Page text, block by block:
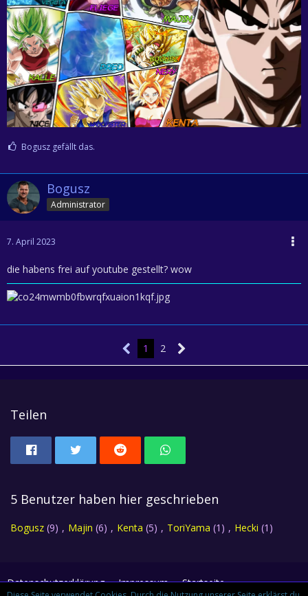
Bogusz gefällt das.
Bogusz
Administrator
7. April 2023
die habens frei auf youtube gestellt? wow
1 2
Teilen
5 Benutzer haben hier geschrieben
Bogusz (9) Majin (6) Kenta (5) ToriYama (1) Hecki (1)
Datenschutzerklärung Impressum Startseite